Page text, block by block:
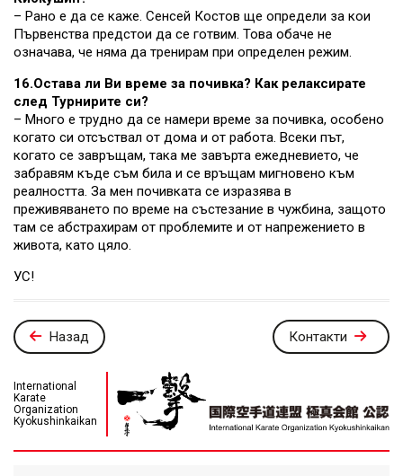
– Рано е да се каже. Сенсей Костов ще определи за кои
Първенства предстои да се готвим. Това обаче не
означава, че няма да тренирам при определен режим.
16.Остава ли Ви време за почивка? Как релаксирате
след Турнирите си?
– Много е трудно да се намери време за почивка, особено
когато си отсъствал от дома и от работа. Всеки път,
когато се завръщам, така ме завърта ежедневието, че
забравям къде съм била и се връщам мигновено към
реалността. За мен почивката се изразява в
преживяването по време на състезание в чужбина, защото
там се абстрахирам от проблемите и от напрежението в
живота, като цяло.
УС!
Назад Контакти
International
Karate
Organization
Kyokushinkaikan